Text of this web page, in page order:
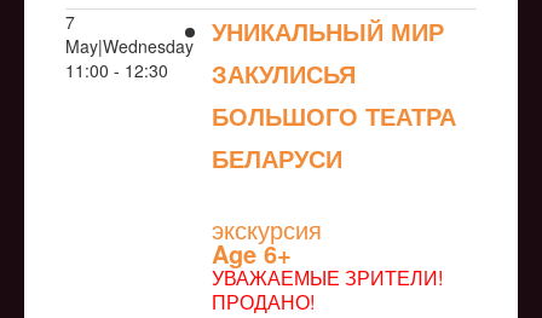
7
May|Wednesday
11:00 - 12:30
УНИКАЛЬНЫЙ МИР
ЗАКУЛИСЬЯ
БОЛЬШОГО ТЕАТРА
БЕЛАРУСИ
экскурсия
Age 6+
УВАЖАЕМЫЕ ЗРИТЕЛИ!
ПРОДАНО!